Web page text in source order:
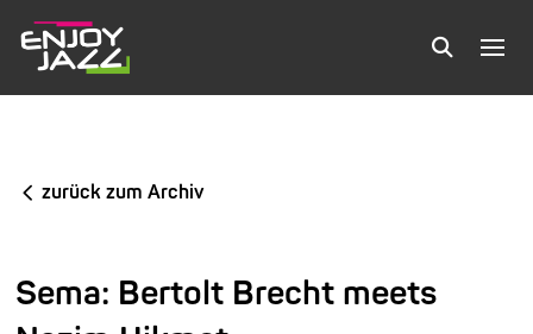
zurück zum Archiv
Sema: Bertolt Brecht meets